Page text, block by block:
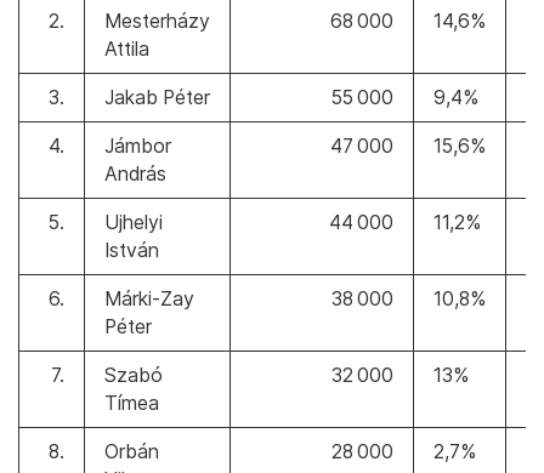
2.
Mesterházy
Attila
68 000 14,6%
3. Jakab Péter 55 000 9,4%
4.
Jámbor
András
47 000 15,6%
5.
Ujhelyi
István
44 000 11,2%
6.
Márki-Zay
Péter
38 000 10,8%
7.
Szabó
Tímea
32 000 13%
8.
Orbán
28 000 2,7%